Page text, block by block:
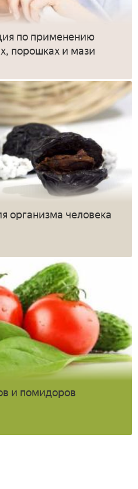
по применению
порошках и мази
организма человека
и помидоров